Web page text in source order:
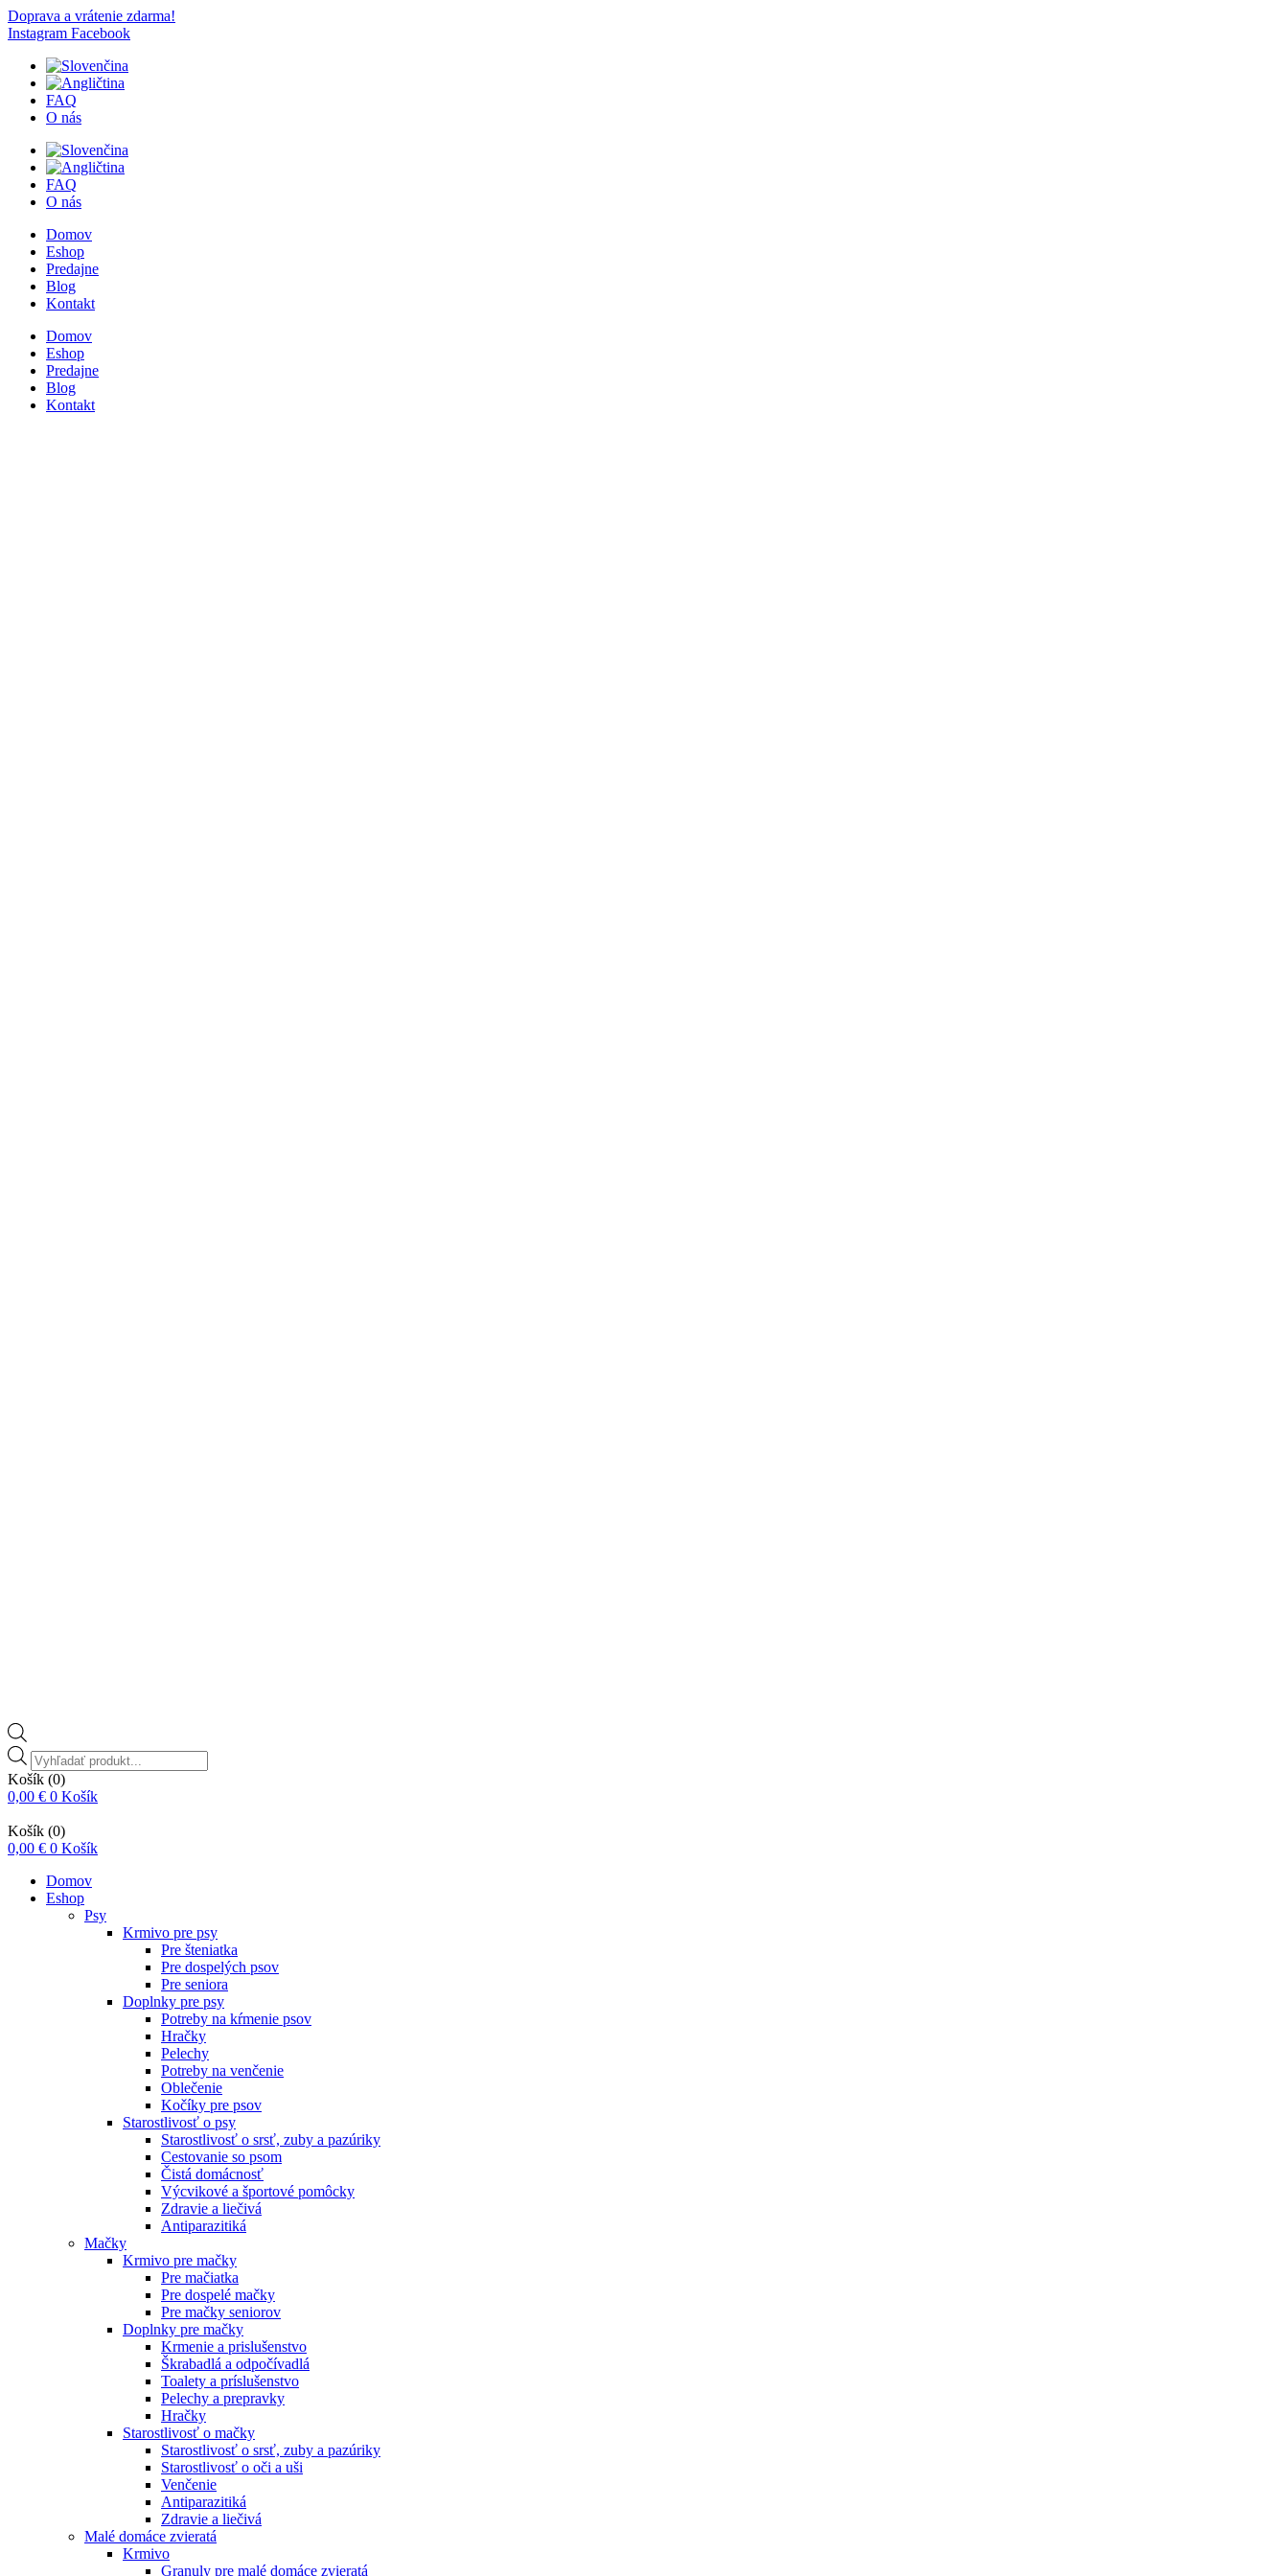
Doprava a vrátenie zdarma!
Instagram Facebook
FAQ
O nás
FAQ
O nás
Domov
Eshop
Predajne
Blog
Kontakt
Domov
Eshop
Predajne
Blog
Kontakt
Vyhľadávanie
produktov
Košík (0)
0,00 € 0 Košík
Košík (0)
0,00 € 0 Košík
Domov
Eshop
Psy
Krmivo pre psy
Pre šteniatka
Pre dospelých psov
Pre seniora
Doplnky pre psy
Potreby na kŕmenie psov
Hračky
Pelechy
Potreby na venčenie
Oblečenie
Kočíky pre psov
Starostlivosť o psy
Starostlivosť o srsť, zuby a pazúriky
Cestovanie so psom
Čistá domácnosť
Výcvikové a športové pomôcky
Zdravie a liečivá
Antiparazitiká
Mačky
Krmivo pre mačky
Pre mačiatka
Pre dospelé mačky
Pre mačky seniorov
Doplnky pre mačky
Krmenie a prislušenstvo
Škrabadlá a odpočívadlá
Toalety а príslušenstvo
Pelechy a prepravky
Hračky
Starostlivosť o mačky
Starostlivosť o srsť, zuby a pazúriky
Starostlivosť o oči a uši
Venčenie
Antiparazitiká
Zdravie a liečivá
Malé domáce zvieratá
Krmivo
Granuly pre malé domáce zvieratá